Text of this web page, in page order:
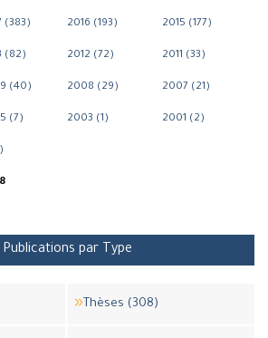
(383) 2016 (193) 2015 (177)
(82) 2012 (72) 2011 (33)
(40) 2008 (29) 2007 (21)
(7) 2003 (1) 2001 (2)
Publications par Type
Thèses (308)